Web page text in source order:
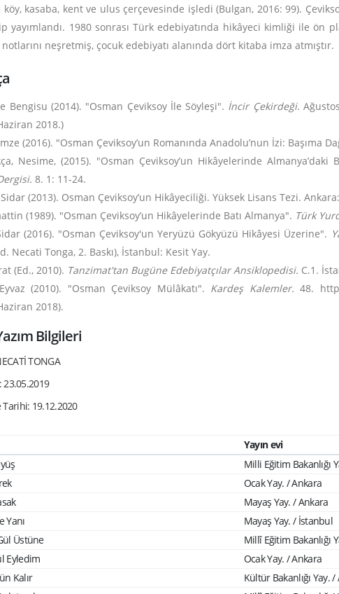
kasaba, kent ve ulus çerçevesinde işledi (Bulgan, 2016: 99).
yayımlandı. 1980 sonrası Türk edebiyatında hikâyeci kimliği ile ön
notlarını neşretmiş, çocuk edebiyatı alanında dört kitaba imza atmıştır.
Bengisu (2014). "Osman Çeviksoy İle Söyleşi". İncir Çekirdeği.
2018.)
(2016). "Osman Çeviksoy’un Romanında Anadolu’nun İzi: Başıma
Nesime, (2015). "Osman Çeviksoy’un Hikâyelerinde
8. 1: 11-24.
(2013). Osman Çeviksoy’un Hikâyeciliği. Yüksek Lisans Tezi.
(1989). "Osman Çeviksoy’un Hikâyelerinde Batı Almanya". Türk
(2016). "Osman Çeviksoy'un Yeryüzü Gökyüzü Hikâyesi Üzerine".
Necati Tonga, 2. Baskı), İstanbul: Kesit Yay.
(Ed., 2010). Tanzimat'tan Bugüne Edebiyatçılar Ansiklopedisi. C.1.
(2010). "Osman Çeviksoy Mülâkatı". Kardeş Kalemler. 48.
2018).
Bilgileri
TONGA
23.05.2019
19.12.2020
Yayın evi
Milli Eğitim Bakanlığı
Ocak Yay. / Ankara
Mayaş Yay. / Ankara
Yanı
Mayaş Yay. / İstanbul
Üstüne
Millî Eğitim Bakanlığı
Eyledim
Ocak Yay. / Ankara
Kalır
Kültür Bakanlığı Yay.